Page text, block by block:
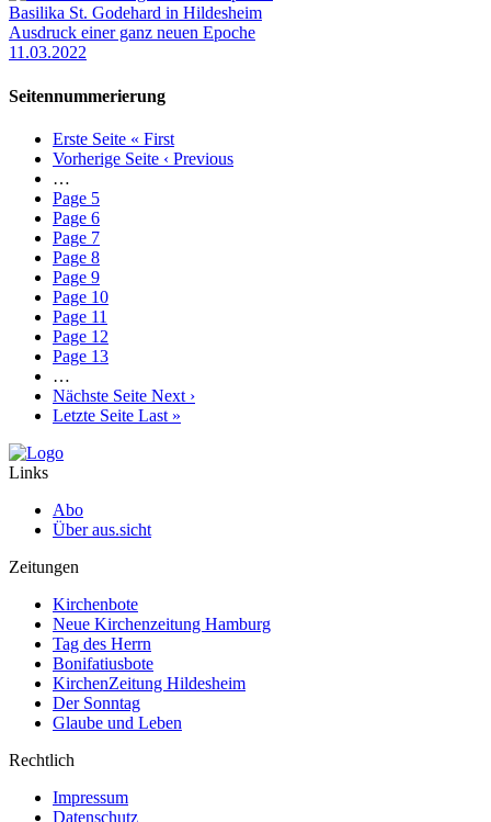
Basilika St. Godehard in Hildesheim
Ausdruck einer ganz neuen Epoche
11.03.2022
Seitennummerierung
Erste Seite « First
Vorherige Seite ‹ Previous
…
Page 5
Page 6
Page 7
Page 8
Page 9
Page 10
Page 11
Page 12
Page 13
…
Nächste Seite Next ›
Letzte Seite Last »
Links
Abo
Über aus.sicht
Zeitungen
Kirchenbote
Neue Kirchenzeitung Hamburg
Tag des Herrn
Bonifatiusbote
KirchenZeitung Hildesheim
Der Sonntag
Glaube und Leben
Rechtlich
Impressum
Datenschutz